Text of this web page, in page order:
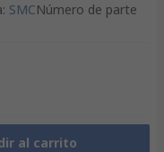
: SMCNúmero de parte
al carrito